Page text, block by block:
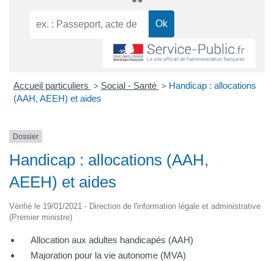
Accueil particuliers > Social - Santé > Handicap : allocations
(AAH, AEEH) et aides
Dossier
Handicap : allocations (AAH,
AEEH) et aides
Vérifié le 19/01/2021 - Direction de l'information légale et administrative
(Premier ministre)
Allocation aux adultes handicapés (AAH)
Majoration pour la vie autonome (MVA)